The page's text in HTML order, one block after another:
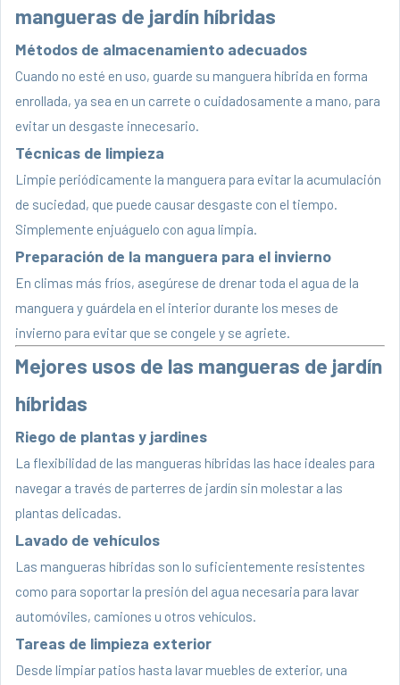
mangueras de jardín híbridas
Métodos de almacenamiento adecuados
Cuando no esté en uso, guarde su manguera híbrida en forma
enrollada, ya sea en un carrete o cuidadosamente a mano, para
evitar un desgaste innecesario.
Técnicas de limpieza
Limpie periódicamente la manguera para evitar la acumulación
de suciedad, que puede causar desgaste con el tiempo.
Simplemente enjuáguelo con agua limpia.
Preparación de la manguera para el invierno
En climas más fríos, asegúrese de drenar toda el agua de la
manguera y guárdela en el interior durante los meses de
invierno para evitar que se congele y se agriete.
Mejores usos de las mangueras de jardín
híbridas
Riego de plantas y jardines
La flexibilidad de las mangueras híbridas las hace ideales para
navegar a través de parterres de jardín sin molestar a las
plantas delicadas.
Lavado de vehículos
Las mangueras híbridas son lo suficientemente resistentes
como para soportar la presión del agua necesaria para lavar
automóviles, camiones u otros vehículos.
Tareas de limpieza exterior
Desde limpiar patios hasta lavar muebles de exterior, una